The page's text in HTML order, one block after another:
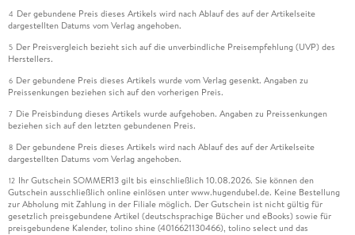
4 Der gebundene Preis dieses Artikels wird nach Ablauf des auf der Artikelseite
dargestellten Datums vom Verlag angehoben.
5 Der Preisvergleich bezieht sich auf die unverbindliche Preisempfehlung (UVP) des
Herstellers.
6 Der gebundene Preis dieses Artikels wurde vom Verlag gesenkt. Angaben zu
Preissenkungen beziehen sich auf den vorherigen Preis.
7 Die Preisbindung dieses Artikels wurde aufgehoben. Angaben zu Preissenkungen
beziehen sich auf den letzten gebundenen Preis.
8 Der gebundene Preis dieses Artikels wird nach Ablauf des auf der Artikelseite
dargestellten Datums vom Verlag angehoben.
12 Ihr Gutschein SOMMER13 gilt bis einschließlich 10.08.2026. Sie können den
Gutschein ausschließlich online einlösen unter www.hugendubel.de. Keine Bestellung
zur Abholung mit Zahlung in der Filiale möglich. Der Gutschein ist nicht gültig für
gesetzlich preisgebundene Artikel (deutschsprachige Bücher und eBooks) sowie für
preisgebundene Kalender, tolino shine (4016621130466), tolino select und das